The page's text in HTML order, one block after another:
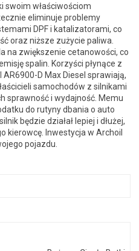
swoim właściwościom
eliminuje problemy
DPF i katalizatorami, co
oraz niższe zużycie paliwa.
na zwiększenie cetanowości, co
spalin. Korzyści płynące z
D Max Diesel sprawiają,
samochodów z silnikami
sprawność i wydajność. Memu
do rutyny dbania o auto
będzie działał lepiej i dłużej,
kierowcę. Inwestycja w Archoil
pojazdu.